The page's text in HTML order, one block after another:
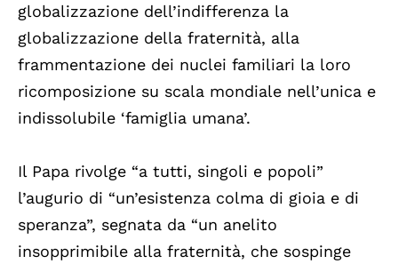
globalizzazione dell’indifferenza la
globalizzazione della fraternità, alla
frammentazione dei nuclei familiari la loro
ricomposizione su scala mondiale nell’unica e
indissolubile ‘famiglia umana’.
Il Papa rivolge “a tutti, singoli e popoli”
l’augurio di “un’esistenza colma di gioia e di
speranza”, segnata da “un anelito
insopprimibile alla fraternità, che sospinge